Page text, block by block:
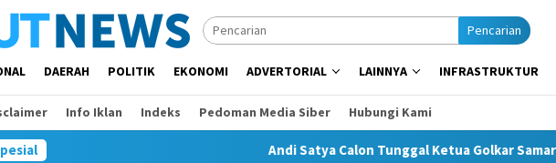
Pencarian
DAERAH POLITIK EKONOMI ADVERTORIAL LAINNYA INFRASTRUKTUR
Info Iklan Indeks Pedoman Media Siber Hubungi Kami
Andi Satya Calon Tunggal Ketua Golkar Samarinda,